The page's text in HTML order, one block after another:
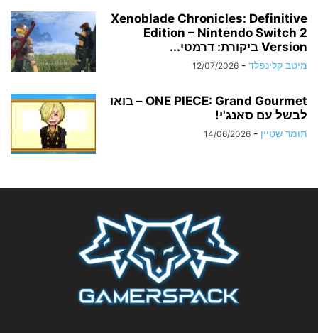
Xenoblade Chronicles: Definitive
Edition – Nintendo Switch 2
Version ביקורת: דרמטי...
מיטב קלינפלד -
12/07/2026
ONE PIECE: Grand Gourmet – בואו
לבשל עם סאנג'י!
תומר שטיין -
14/06/2026